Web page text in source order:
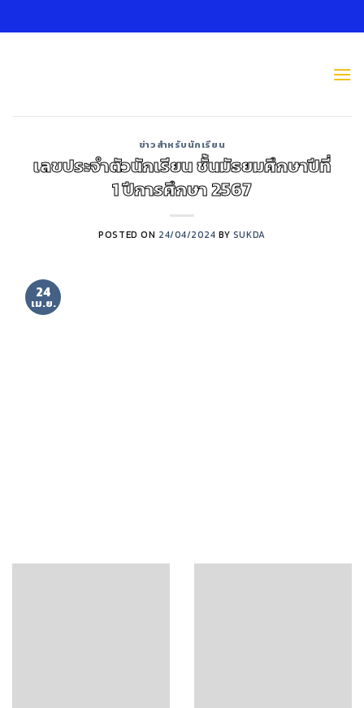
to
ข่าวสำหรับนักเรียน
เลขประจำตัวนักเรียน ชั้นมัธยมศึกษาปีที่
1 ปีการศึกษา 2567
POSTED ON 24/04/2024 BY SUKDA
24
เม.ย.